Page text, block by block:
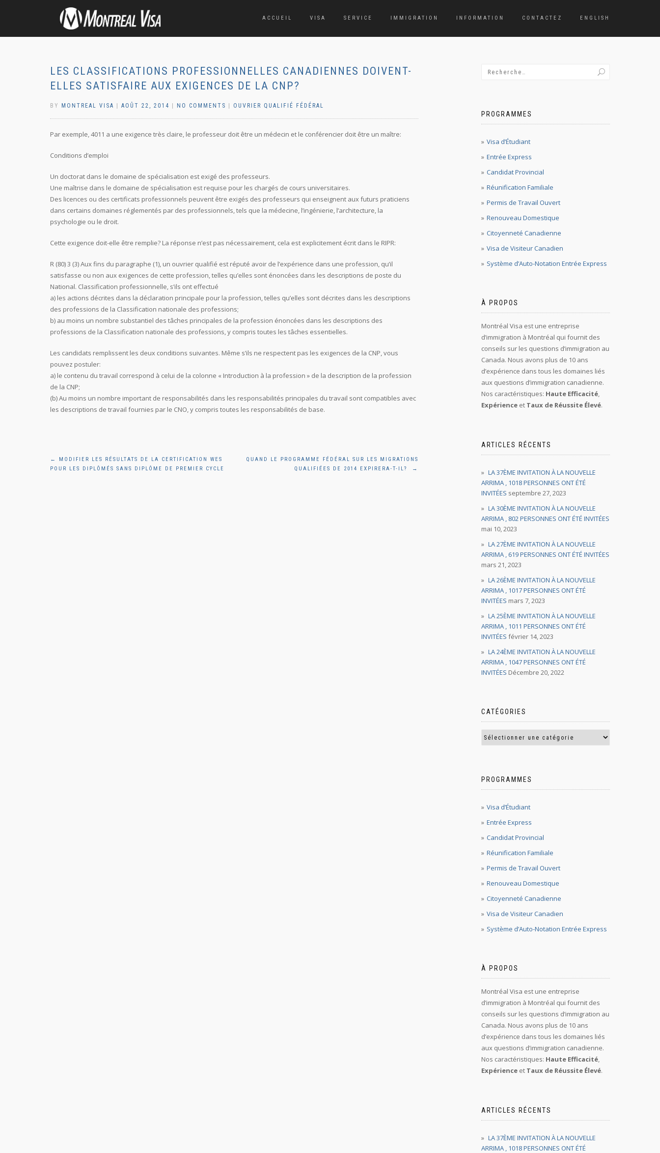
ACCUEIL VISA SERVICE IMMIGRATION INFORMATION CONTACTEZ ENGLISH
LES CLASSIFICATIONS PROFESSIONNELLES CANADIENNES DOIVENT-
ELLES SATISFAIRE AUX EXIGENCES DE LA CNP?
BY MONTREAL VISA AOÛT 22, 2014 NO COMMENTS OUVRIER QUALIFIÉ FÉDÉRAL
Par exemple, 4011 a une exigence très claire, le professeur doit être un médecin et le conférencier doit être un maître:
Conditions d’emploi
Un doctorat dans le domaine de spécialisation est exigé des professeurs.
Une maîtrise dans le domaine de spécialisation est requise pour les chargés de cours universitaires.
Des licences ou des certificats professionnels peuvent être exigés des professeurs qui enseignent aux futurs praticiens
dans certains domaines réglementés par des professionnels, tels que la médecine, l’ingénierie, l’architecture, la
psychologie ou le droit.
Cette exigence doit-elle être remplie? La réponse n’est pas nécessairement, cela est explicitement écrit dans le RIPR:
R (80) 3 (3) Aux fins du paragraphe (1), un ouvrier qualifié est réputé avoir de l’expérience dans une profession, qu’il
satisfasse ou non aux exigences de cette profession, telles qu’elles sont énoncées dans les descriptions de poste du
National. Classification professionnelle, s’ils ont effectué
a) les actions décrites dans la déclaration principale pour la profession, telles qu’elles sont décrites dans les descriptions
des professions de la Classification nationale des professions;
b) au moins un nombre substantiel des tâches principales de la profession énoncées dans les descriptions des
professions de la Classification nationale des professions, y compris toutes les tâches essentielles.
Les candidats remplissent les deux conditions suivantes. Même s’ils ne respectent pas les exigences de la CNP, vous
pouvez postuler:
a) le contenu du travail correspond à celui de la colonne « Introduction à la profession » de la description de la profession
de la CNP;
(b) Au moins un nombre important de responsabilités dans les responsabilités principales du travail sont compatibles avec
les descriptions de travail fournies par le CNO, y compris toutes les responsabilités de base.
Navigation
←
MODIFIER LES RÉSULTATS DE LA CERTIFICATION WES
POUR LES DIPLÔMÉS SANS DIPLÔME DE PREMIER CYCLE
QUAND LE PROGRAMME FÉDÉRAL SUR LES MIGRATIONS
QUALIFIÉES DE 2014 EXPIRERA-T-IL?
→
PROGRAMMES
Visa d’Étudiant
Entrée Express
Candidat Provincial
Réunification Familiale
Permis de Travail Ouvert
Renouveau Domestique
Citoyenneté Canadienne
Visa de Visiteur Canadien
Système d’Auto-Notation Entrée Express
À PROPOS
Montréal Visa est une entreprise
d’immigration à Montréal qui fournit des
conseils sur les questions d’immigration au
Canada. Nous avons plus de 10 ans
d’expérience dans tous les domaines liés
aux questions d’immigration canadienne.
Nos caractéristiques: Haute Efficacité,
Expérienceet Taux de Réussite Élevé.
ARTICLES RÉCENTS
LA 37ÈME INVITATION À LA NOUVELLE
ARRIMA , 1018 PERSONNES ONT ÉTÉ
INVITÉES septembre 27, 2023
LA 30ÈME INVITATION À LA NOUVELLE
ARRIMA , 802 PERSONNES ONT ÉTÉ INVITÉES
mai 10, 2023
LA 27ÈME INVITATION À LA NOUVELLE
ARRIMA , 619 PERSONNES ONT ÉTÉ INVITÉES
mars 21, 2023
LA 26ÈME INVITATION À LA NOUVELLE
ARRIMA , 1017 PERSONNES ONT ÉTÉ
INVITÉES mars 7, 2023
LA 25ÈME INVITATION À LA NOUVELLE
ARRIMA , 1011 PERSONNES ONT ÉTÉ
INVITÉES février 14, 2023
LA 24ÈME INVITATION À LA NOUVELLE
ARRIMA , 1047 PERSONNES ONT ÉTÉ
INVITÉES Décembre 20, 2022
CATÉGORIES
PROGRAMMES
Visa d’Étudiant
Entrée Express
Candidat Provincial
Réunification Familiale
Permis de Travail Ouvert
Renouveau Domestique
Citoyenneté Canadienne
Visa de Visiteur Canadien
Système d’Auto-Notation Entrée Express
À PROPOS
Montréal Visa est une entreprise
d’immigration à Montréal qui fournit des
conseils sur les questions d’immigration au
Canada. Nous avons plus de 10 ans
d’expérience dans tous les domaines liés
aux questions d’immigration canadienne.
Nos caractéristiques: Haute Efficacité,
Expérienceet Taux de Réussite Élevé.
ARTICLES RÉCENTS
LA 37ÈME INVITATION À LA NOUVELLE
ARRIMA , 1018 PERSONNES ONT ÉTÉ